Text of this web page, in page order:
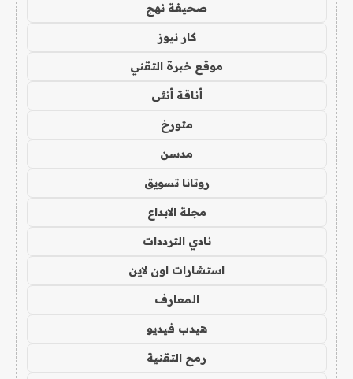
صحيفة نهج
كار نيوز
موقع خبرة التقني
أناقة أنثى
متورخ
مدسن
روتانا تسويق
مجلة الابداع
نادي الترددات
استشارات اون لاين
المعارف
هيدب فيديو
رمح التقنية